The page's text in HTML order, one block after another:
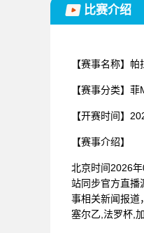
比赛介绍
【赛事名称】 帕
【赛事分类】 菲
【开赛时间】
【赛事介绍】
北京时间2026
站同步官方直播
事相关新闻报道
塞尔乙,法罗杯,